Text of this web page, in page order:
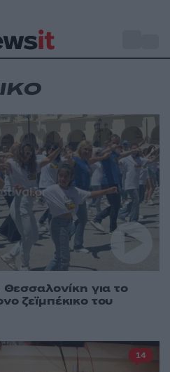
για το
ζεϊμπέκικο του
14